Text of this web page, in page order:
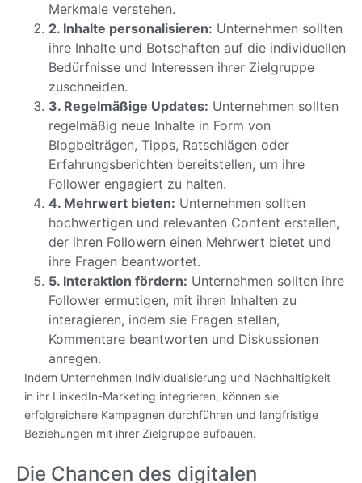
Merkmale verstehen.
2. Inhalte personalisieren: Unternehmen sollten
ihre Inhalte und Botschaften auf die individuellen
Bedürfnisse und Interessen ihrer Zielgruppe
zuschneiden.
3. Regelmäßige Updates: Unternehmen sollten
regelmäßig neue Inhalte in Form von
Blogbeiträgen, Tipps, Ratschlägen oder
Erfahrungsberichten bereitstellen, um ihre
Follower engagiert zu halten.
4. Mehrwert bieten: Unternehmen sollten
hochwertigen und relevanten Content erstellen,
der ihren Followern einen Mehrwert bietet und
ihre Fragen beantwortet.
5. Interaktion fördern: Unternehmen sollten ihre
Follower ermutigen, mit ihren Inhalten zu
interagieren, indem sie Fragen stellen,
Kommentare beantworten und Diskussionen
anregen.
Indem Unternehmen Individualisierung und Nachhaltigkeit
in ihr LinkedIn-Marketing integrieren, können sie
erfolgreichere Kampagnen durchführen und langfristige
Beziehungen mit ihrer Zielgruppe aufbauen.
Die Chancen des digitalen